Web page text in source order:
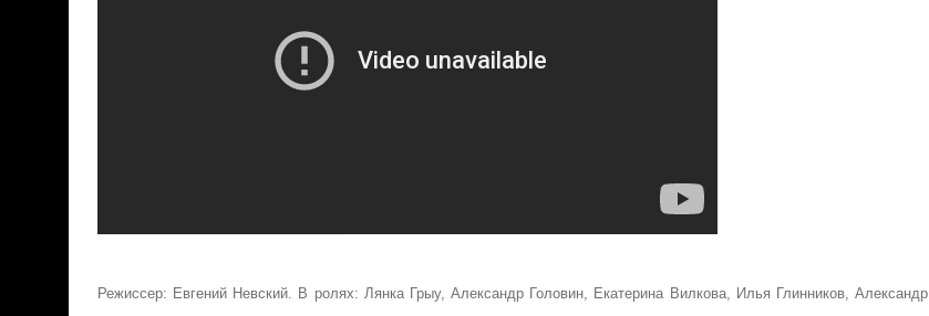
Режиссер: Евгений Невский. В ролях: Лянка Грыу, Александр Головин, Екатерина Вилкова, Илья Глинников, Александр